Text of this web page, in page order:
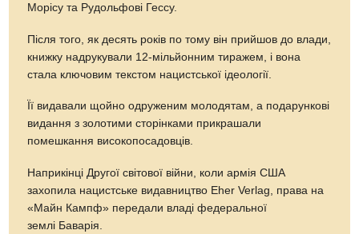
Морісу та Рудольфові Гессу.
Після того, як десять років по тому він прийшов до влади,
книжку надрукували 12-мільйонним тиражем, і вона
стала ключовим текстом нацистської ідеології.
Її видавали щойно одруженим молодятам, а подарункові
видання з золотими сторінками прикрашали
помешкання високопосадовців.
Наприкінці Другої світової війни, коли армія США
захопила нацистське видавництво Eher Verlag, права на
«Майн Кампф» передали владі федеральної
землі Баварія.